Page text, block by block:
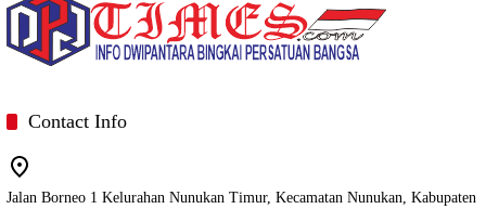
Contact Info
Jalan Borneo 1 Kelurahan Nunukan Timur, Kecamatan Nunukan, Kabupaten